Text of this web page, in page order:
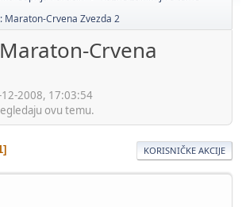
Maraton-Crvena Zvezda 2
Crvena
2008, 17:03:54
ovu temu.
KORISNIČKE AKCIJE